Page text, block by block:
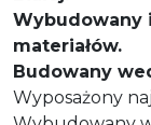
Wybudowany
materiałów.
Budowany
Wyposażony